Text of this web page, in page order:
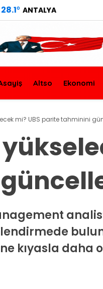
28.1° ANTALYA
Altso Ekonomi
mi? UBS parite tahminini
kıyasla